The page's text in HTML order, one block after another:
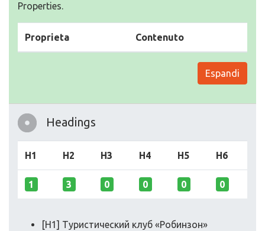
Properties.
Proprieta Contenuto
Espandi
Headings
H1 H2 H3 H4 H5 H6
1 3 0 0 0 0
[H1] Туристический клуб «Робинзон»